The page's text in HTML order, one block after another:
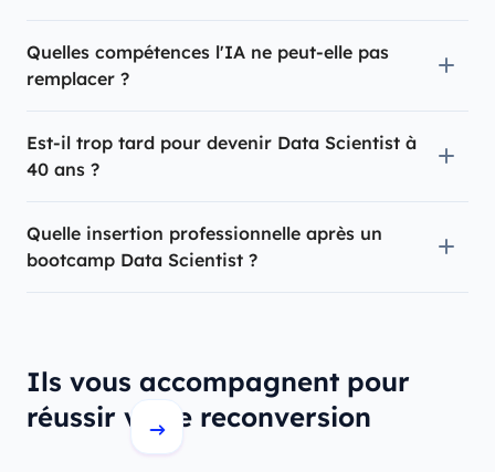
Quelles compétences l'IA ne peut-elle pas
remplacer ?
Est-il trop tard pour devenir Data Scientist à
40 ans ?
Quelle insertion professionnelle après un
bootcamp Data Scientist ?
Ils vous accompagnent pour
réussir votre reconversion